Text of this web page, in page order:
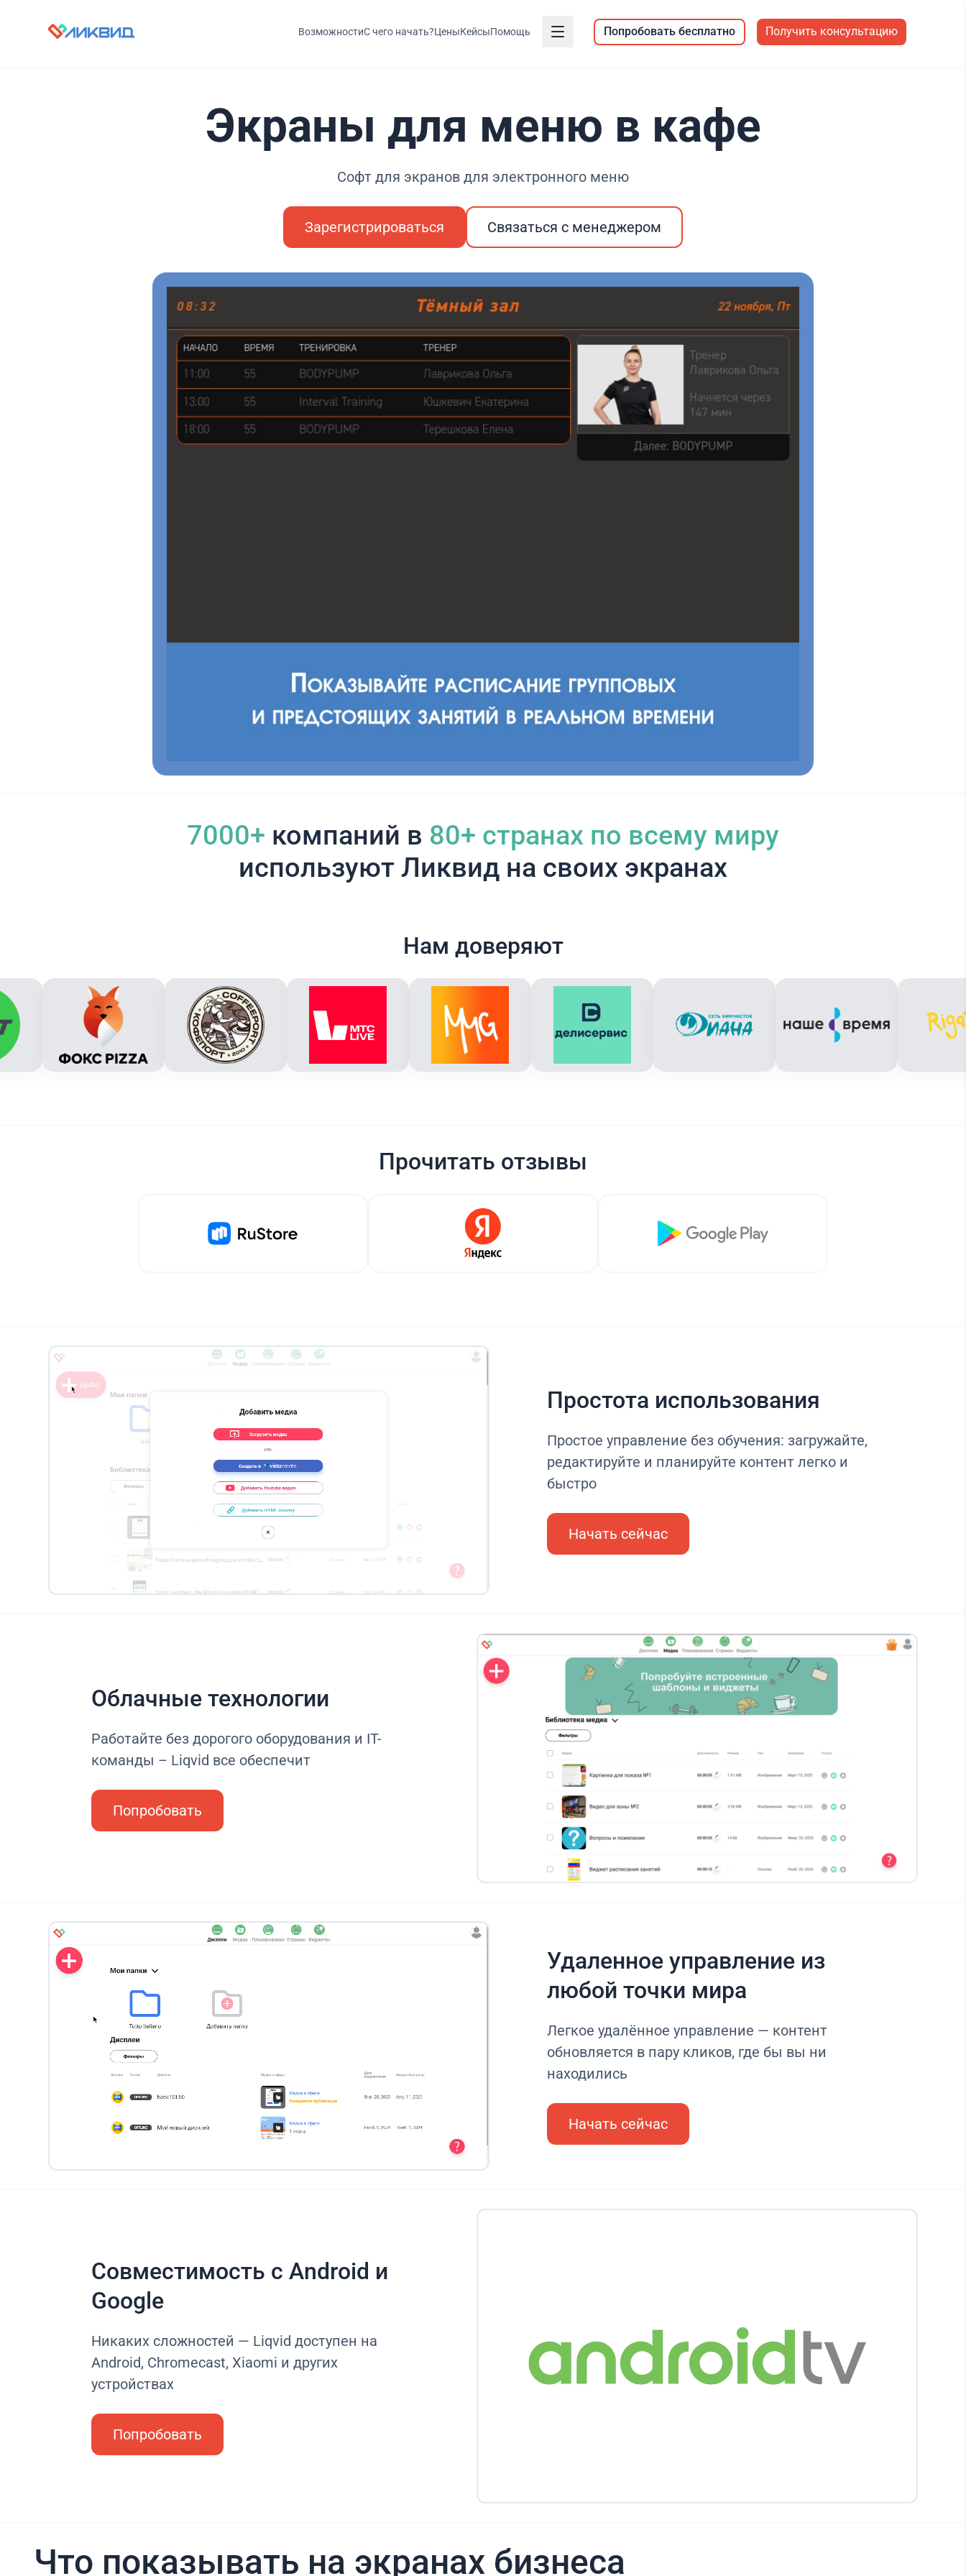
ВозможностиС чего начать?ЦеныКейсыПомощь Попробовать бесплатно Получить консультацию
Экраны для меню в кафе
Софт для экранов для электронного меню
Зарегистрироваться Связаться с менеджером
7000+ компаний в 80+ cтранах по всему миру
используют Ликвид на своих экранах
Нам доверяют
Прочитать отзывы
Простота использования
Простое управление без обучения: загружайте,
редактируйте и планируйте контент легко и
быстро
Начать сейчас
Облачные технологии
Работайте без дорогого оборудования и IT-
команды – Liqvid все обеспечит
Попробовать
Удаленное управление из
любой точки мира
Легкое удалённое управление — контент
обновляется в пару кликов, где бы вы ни
находились
Начать сейчас
Совместимость с Android и
Google
Никаких сложностей — Liqvid доступен на
Android, Chromecast, Xiaomi и других
устройствах
Попробовать
Что показывать на экранах бизнеса